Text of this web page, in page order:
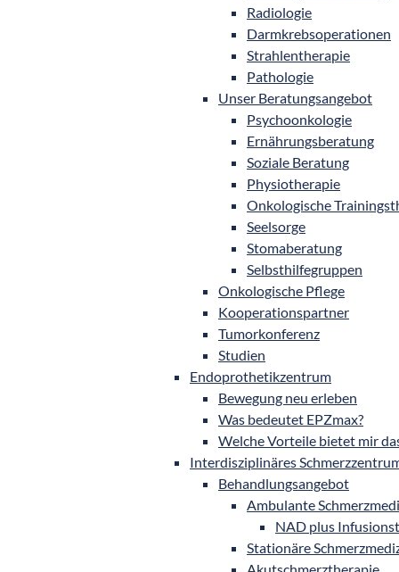
Radiologie
Darmkrebsoperationen
Strahlentherapie
Pathologie
Unser Beratungsangebot
Psychoonkologie
Ernährungsberatung
Soziale Beratung
Physiotherapie
Onkologische
Seelsorge
Stomaberatung
Selbsthilfegruppen
Onkologische Pflege
Kooperationspartner
Tumorkonferenz
Studien
Endoprothetikzentrum
Bewegung neu erleben
Was bedeutet EPZmax?
Welche Vorteile bietet mir
Interdisziplinäres
Behandlungsangebot
Ambulante
NAD plus
Stationäre